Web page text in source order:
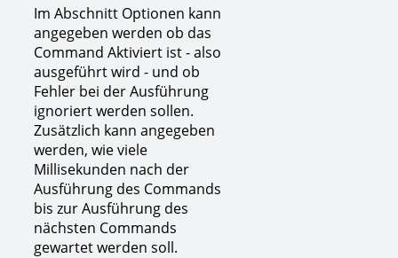
Im Abschnitt Optionen kann
angegeben werden ob das
Command Aktiviert ist - also
ausgeführt wird - und ob
Fehler bei der Ausführung
ignoriert werden sollen.
Zusätzlich kann angegeben
werden, wie viele
Millisekunden nach der
Ausführung des Commands
bis zur Ausführung des
nächsten Commands
gewartet werden soll.